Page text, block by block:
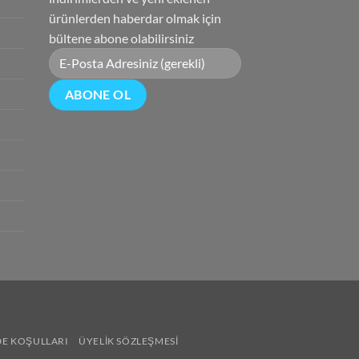
ürünlerden haberdar olmak için
bültene abone olabilirsiniz
KOŞULLARI
ÜYELIK SÖZLEŞMESI